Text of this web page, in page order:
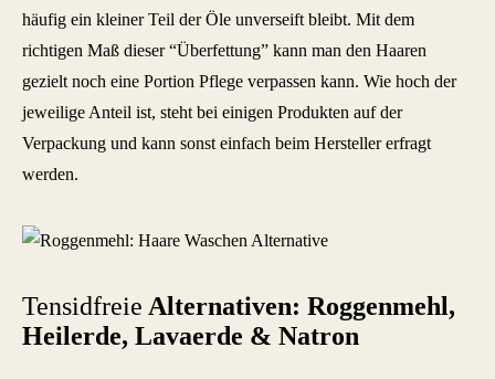
häufig ein kleiner Teil der Öle unverseift bleibt. Mit dem
richtigen Maß dieser “Überfettung” kann man den Haaren
gezielt noch eine Portion Pflege verpassen kann. Wie hoch der
jeweilige Anteil ist, steht bei einigen Produkten auf der
Verpackung und kann sonst einfach beim Hersteller erfragt
werden.
Tensidfreie Alternativen: Roggenmehl,
Heilerde, Lavaerde & Natron